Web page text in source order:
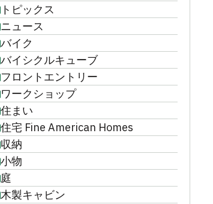
トピックス
ニュース
バイク
バイシクルキューブ
フロントエントリー
ワークショップ
住まい
住宅 Fine American Homes
収納
小物
庭
木製キャビン